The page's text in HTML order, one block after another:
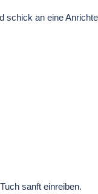
schick an eine
sanft einreiben.